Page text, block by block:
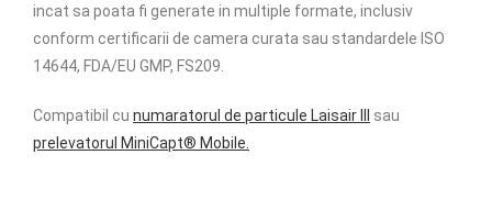
incat sa poata fi generate in multiple formate, inclusiv
conform certificarii de camera curata sau standardele ISO
14644, FDA/EU GMP, FS209.
Compatibil cu numaratorul de particule Laisair III
sau
prelevatorul MiniCapt® Mobile.